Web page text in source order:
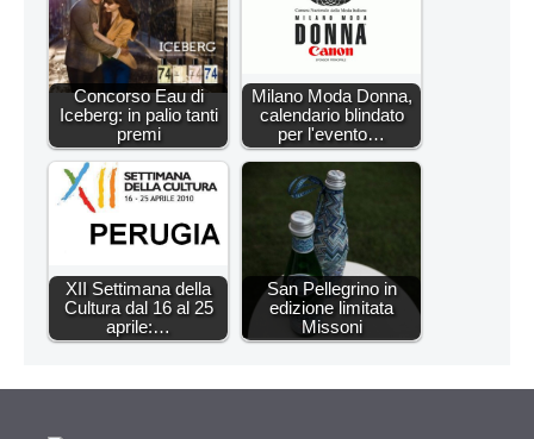
Concorso Eau di
Iceberg: in palio tanti
premi
Milano Moda Donna,
calendario blindato
per l'evento…
XII Settimana della
Cultura dal 16 al 25
aprile:…
San Pellegrino in
edizione limitata
Missoni